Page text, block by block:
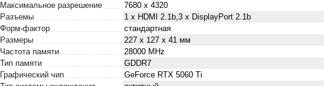
Максимальное разрешение
7680 x 4320
Разъемы
1 x HDMI 2.1b,3 x DisplayPort 2.1b
Форм-фактор
стандартная
Размеры
227 х 127 х 41 мм
Частота памяти
28000 MHz
Тип памяти
GDDR7
Графический чип
GeForce RTX 5060 Ti